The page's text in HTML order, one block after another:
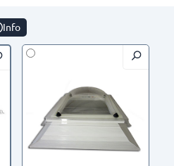
Info